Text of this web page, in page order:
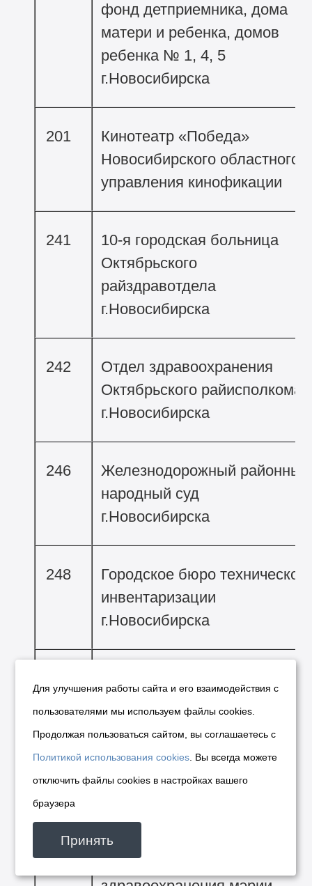
фонд детприемника, дома
матери и ребенка, домов
ребенка № 1, 4, 5
г.Новосибирска
201
Кинотеатр «Победа»
Новосибирского областного
управления кинофикации
241
10-я городская больница
Октябрьского
райздравотдела
г.Новосибирска
242
Отдел здравоохранения
Октябрьского райисполкома
г.Новосибирска
246
Железнодорожный районный
народный суд
г.Новосибирска
248
Городское бюро технической
инвентаризации
г.Новосибирска
276
Прокуратура Ленинского
278
Главное управление
Для улучшения работы сайта и его взаимодействия с
пользователями мы используем файлы cookies.
Продолжая пользоваться сайтом, вы соглашаетесь с
Политикой использования cookies . Вы всегда можете
отключить файлы cookies в настройках вашего
браузера
Принять